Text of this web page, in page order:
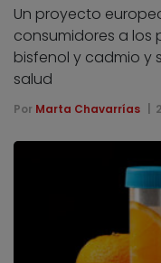
Un proyecto
consumidores a
bisfenol y cadmio y
salud
Por Marta Chavarrías